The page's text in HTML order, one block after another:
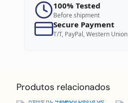
100% Tested
Before shipment
Secure Payment
T/T, PayPal, Western Union
Produtos relacionados